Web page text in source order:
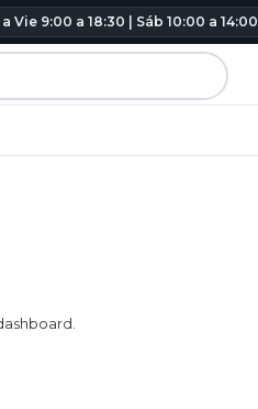
Vie 9:00 a 18:30 | Sáb 10:00 a 14:00